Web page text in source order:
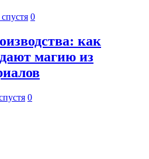
0
как
магию из
0